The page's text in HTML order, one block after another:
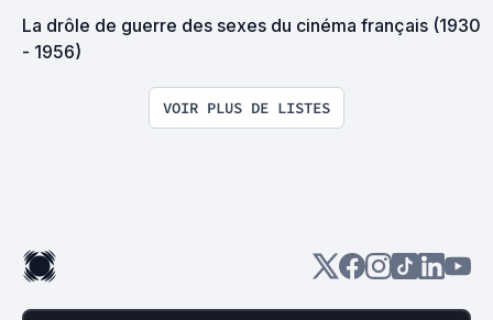
La drôle de guerre des sexes du cinéma français (1930
- 1956)
VOIR PLUS DE LISTES